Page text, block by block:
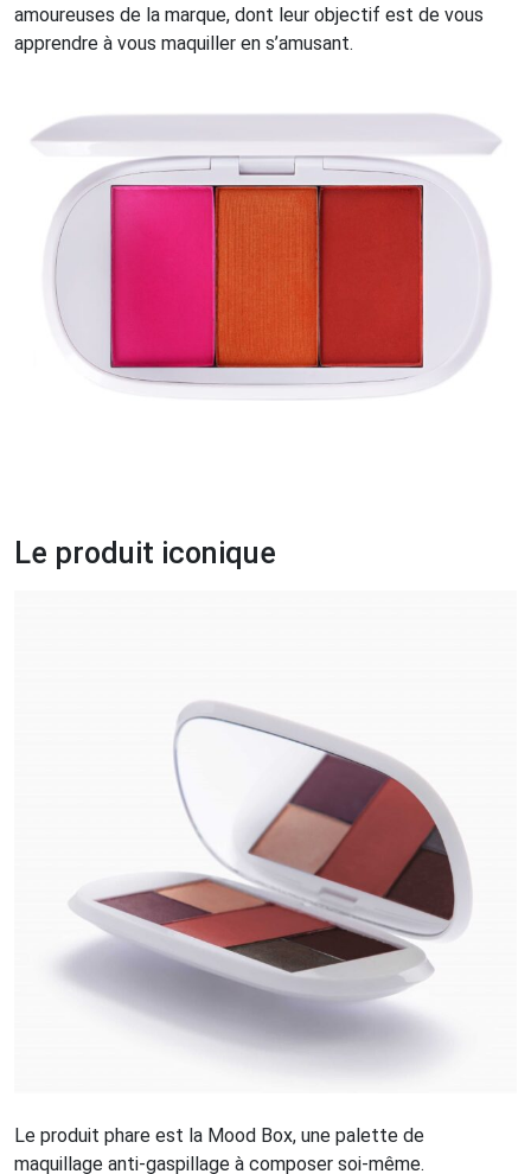
amoureuses de la marque, dont leur objectif est de vous
apprendre à vous maquiller en s’amusant.
Le produit iconique
Le produit phare est la Mood Box, une palette de
maquillage anti-gaspillage à composer soi-même.